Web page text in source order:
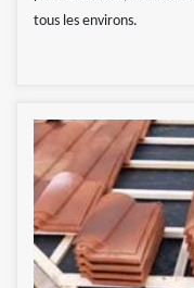
tous les environs.